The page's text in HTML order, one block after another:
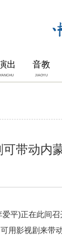
出
YANCHU
音教
JIAOYU
带动内
)正在此间召
可用影视剧来